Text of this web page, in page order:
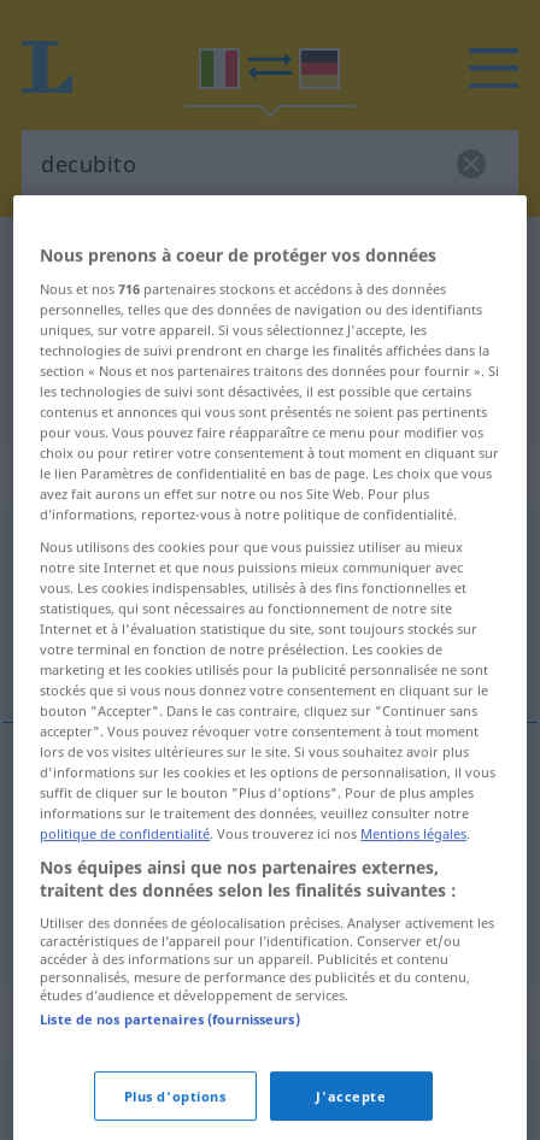
Dictionnaire Italien-Allemand decubito
Traduction Italien-Allemand de
"decubito"
"decubito" - traduction Allemand
„decubito“: maschile
decubitom
Vue d'ensemble de toutes les traductions
(Pour plus d'informations, cliquez sur/touchez la traduction)
Liegen Dekubitus, Wundliegen
Liegenn decubitoposizione
Dekubitusm decubito MED piaga
Wundliegenn decubito MED piaga
„decubito“: Wendungen
Wendungen
Nous prenons à coeur de protéger vos données
Nous et nos716 partenaires stockons et accédons à des données
personnelles, telles que des données de navigation ou des identifiants
uniques, sur votre appareil. Si vous sélectionnez J'accepte, les
technologies de suivi prendront en charge les finalités affichées dans la
section « Nous et nos partenaires traitons des données pour fournir ». Si
les technologies de suivi sont désactivées, il est possible que certains
contenus et annonces qui vous sont présentés ne soient pas pertinents
pour vous. Vous pouvez faire réapparaître ce menu pour modifier vos
choix ou pour retirer votre consentement à tout moment en cliquant sur
le lien Paramètres de confidentialité en bas de page. Les choix que vous
avez fait aurons un effet sur notre ou nos Site Web. Pour plus
d’informations, reportez-vous à notre politique de confidentialité.
Nous utilisons des cookies pour que vous puissiez utiliser au mieux
notre site Internet et que nous puissions mieux communiquer avec
vous. Les cookies indispensables, utilisés à des fins fonctionnelles et
statistiques, qui sont nécessaires au fonctionnement de notre site
Internet et à l'évaluation statistique du site, sont toujours stockés sur
votre terminal en fonction de notre présélection. Les cookies de
marketing et les cookies utilisés pour la publicité personnalisée ne sont
stockés que si vous nous donnez votre consentement en cliquant sur le
bouton "Accepter". Dans le cas contraire, cliquez sur "Continuer sans
accepter". Vous pouvez révoquer votre consentement à tout moment
lors de vos visites ultérieures sur le site. Si vous souhaitez avoir plus
d'informations sur les cookies et les options de personnalisation, il vous
suffit de cliquer sur le bouton "Plus d'options". Pour de plus amples
informations sur le traitement des données, veuillez consulter notre
politique de confidentialité. Vous trouverez ici nos Mentions légales.
Nos équipes ainsi que nos partenaires externes,
traitent des données selon les finalités suivantes :
Utiliser des données de géolocalisation précises. Analyser activement les
caractéristiques de l’appareil pour l’identification. Conserver et/ou
accéder à des informations sur un appareil. Publicités et contenu
personnalisés, mesure de performance des publicités et du contenu,
études d’audience et développement de services.
Liste de nos partenaires (fournisseurs)
Plus d'options J'accepte